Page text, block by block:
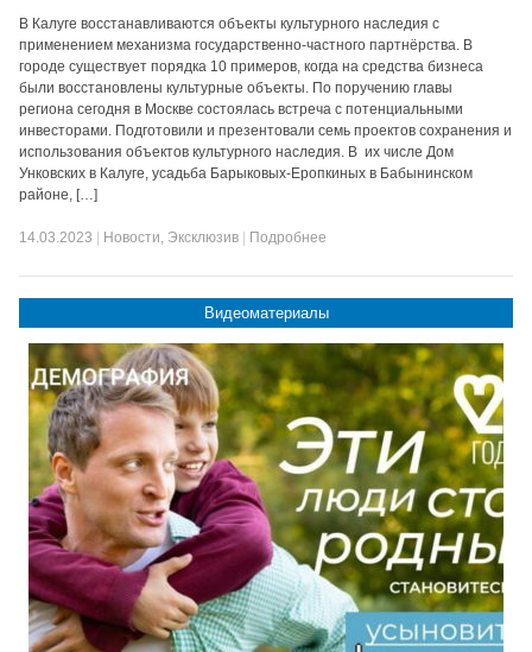
В Калуге восстанавливаются объекты культурного наследия с
применением механизма государственно-частного партнёрства. В
городе существует порядка 10 примеров, когда на средства бизнеса
были восстановлены культурные объекты. По поручению главы
региона сегодня в Москве состоялась встреча с потенциальными
инвесторами. Подготовили и презентовали семь проектов сохранения и
использования объектов культурного наследия. В их числе Дом
Унковских в Калуге, усадьба Барыковых-Еропкиных в Бабынинском
районе, […]
14.03.2023 Новости, Эксклюзив Подробнее
Видеоматериалы